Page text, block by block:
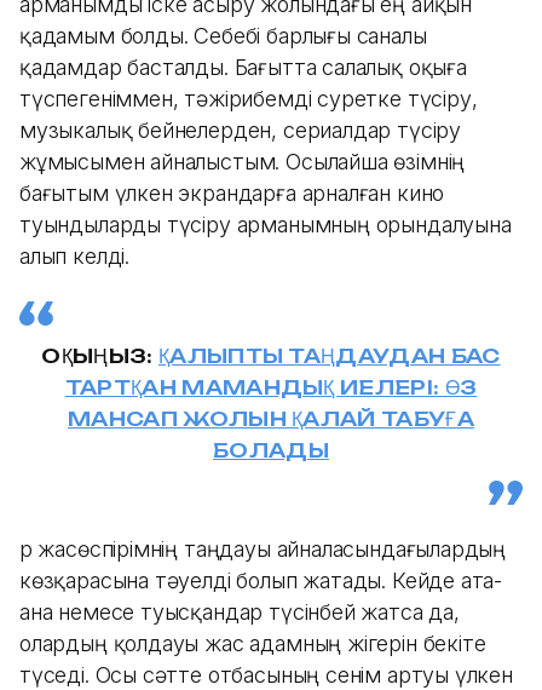
қадамым болды. Себебі барлығы саналы
қадамдар басталды. Бағытта салалық оқыға
түспегеніммен, тәжірибемді суретке түсіру,
музыкалық бейнелерден, сериалдар түсіру
жұмысымен айналыстым. Осылайша өзімнің
бағытым үлкен экрандарға арналған кино
туындыларды түсіру арманымның орындалуына
алып келді.
ОҚЫҢЫЗ: ҚАЛЫПТЫ ТАҢДАУДАН БАС
ТАРТҚАН МАМАНДЫҚ ИЕЛЕРІ: ӨЗ
МАНСАП ЖОЛЫН ҚАЛАЙ ТАБУҒА
БОЛАДЫ
Әр жасөспірімнің таңдауы айналасындағылардың
көзқарасына тәуелді болып жатады. Кейде ата-
ана немесе туысқандар түсінбей жатса да,
олардың қолдауы жас адамның жігерін бекіте
түседі. Осы сәтте отбасының сенім артуы үлкен